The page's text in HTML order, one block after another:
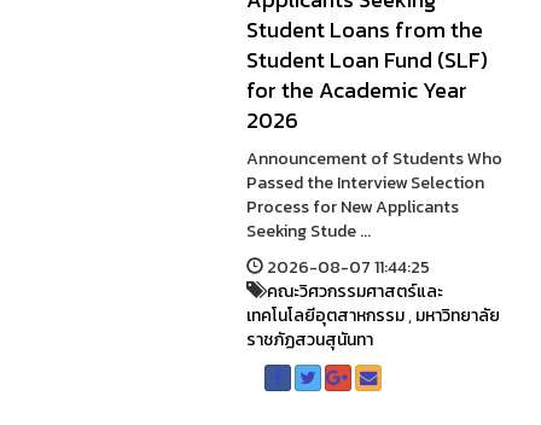
Student Loans from the
Student Loan Fund (SLF)
for the Academic Year
2026
Announcement of Students Who
Passed the Interview Selection
Process for New Applicants
Seeking Stude ...
2026-08-07 11:44:25
คณะวิศวกรรมศาสตร์และ
เทคโนโลยีอุตสาหกรรม,มหาวิทยาลัย
ราชภัฏสวนสุนันทา